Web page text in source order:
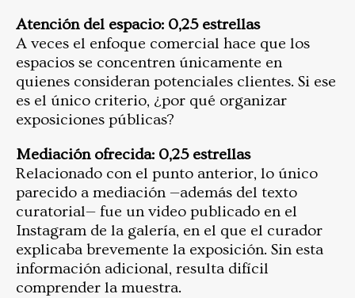
Atención del espacio: 0,25 estrellas
A veces el enfoque comercial hace que los
espacios se concentren únicamente en
quienes consideran potenciales clientes. Si ese
es el único criterio, ¿por qué organizar
exposiciones públicas?
Mediación ofrecida: 0,25 estrellas
Relacionado con el punto anterior, lo único
parecido a mediación —además del texto
curatorial— fue un video publicado en el
Instagram de la galería, en el que el curador
explicaba brevemente la exposición. Sin esta
información adicional, resulta difícil
comprender la muestra.